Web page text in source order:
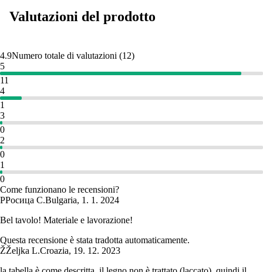
Valutazioni del prodotto
4.9Numero totale di valutazioni (12)
5
11
4
1
3
0
2
0
1
0
Come funzionano le recensioni?
РРосица С.Bulgaria, 1. 1. 2024
Bel tavolo! Materiale e lavorazione!
Questa recensione è stata tradotta automaticamente.
ŽŽeljka L.Croazia, 19. 12. 2023